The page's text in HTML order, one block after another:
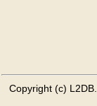
Copyright (c)